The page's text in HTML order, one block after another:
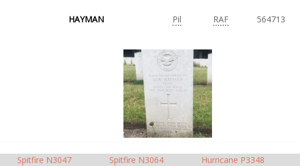
HAYMAN Pil RAF 564713
Spitfire N3047 Spitfire N3064
Hurricane P3348